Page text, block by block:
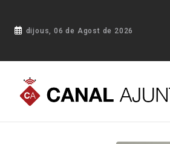
dijous, 06 de Agost de 2026
Portada
Blog
Altafulla celebra “Trastos i